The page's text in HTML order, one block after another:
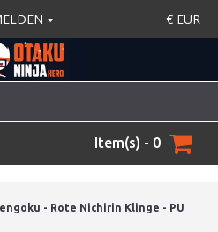
€ EUR
Item(s) - 0
- Rote Nichirin Klinge - PU